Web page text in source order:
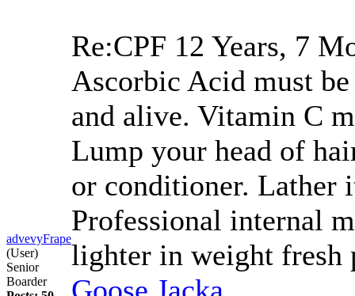
advevyFrape
(User)
Senior
Boarder
Re:CPF 12 Years, 7
Ascorbic Acid must
and alive. Vitamin C
Lump your head of
or conditioner. Lather
Professional internal
lighter in weight fresh